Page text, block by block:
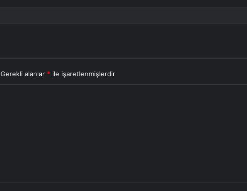
Gerekli alanlar * ile işaretlenmişlerdir